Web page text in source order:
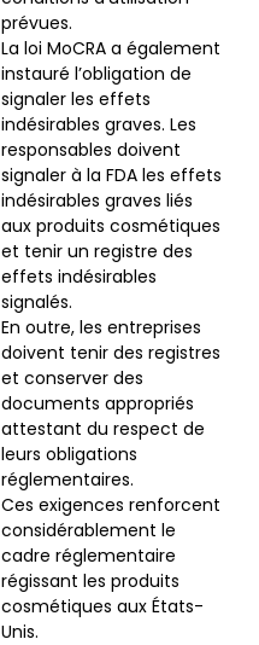
prévues.
La loi MoCRA a également
instauré l’obligation de
signaler les effets
indésirables graves. Les
responsables doivent
signaler à la FDA les effets
indésirables graves liés
aux produits cosmétiques
et tenir un registre des
effets indésirables
signalés.
En outre, les entreprises
doivent tenir des registres
et conserver des
documents appropriés
attestant du respect de
leurs obligations
réglementaires.
Ces exigences renforcent
considérablement le
cadre réglementaire
régissant les produits
cosmétiques aux États-
Unis.